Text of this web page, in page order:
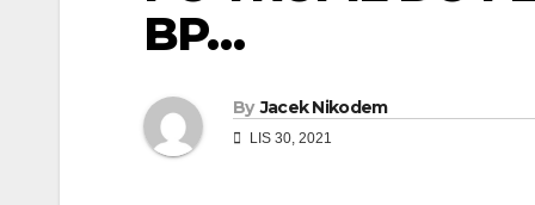
BP…
By Jacek Nikodem
LIS 30, 2021